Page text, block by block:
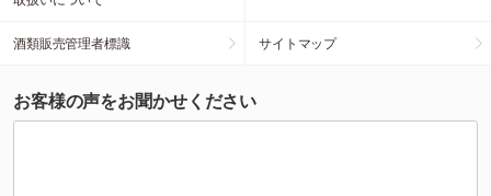
酒類販売管理者標識 サイトマップ
お客様の声をお聞かせください